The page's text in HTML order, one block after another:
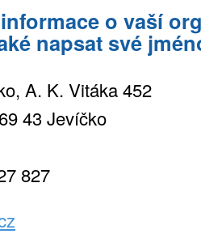
o vaší
napsat své
A. K. Vitáka 452
43 Jevíčko
827